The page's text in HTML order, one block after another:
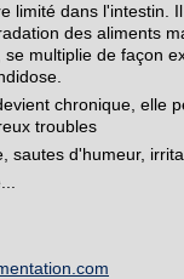
limité dans l'intestin.
des aliments
multiplie de façon
chronique, elle
troubles
sautes d'humeur,